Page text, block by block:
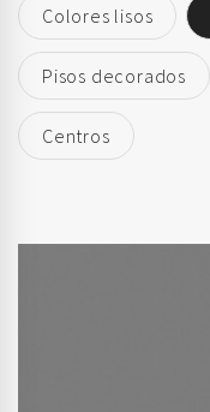
Colores lisos
Pisos decorados
Centros